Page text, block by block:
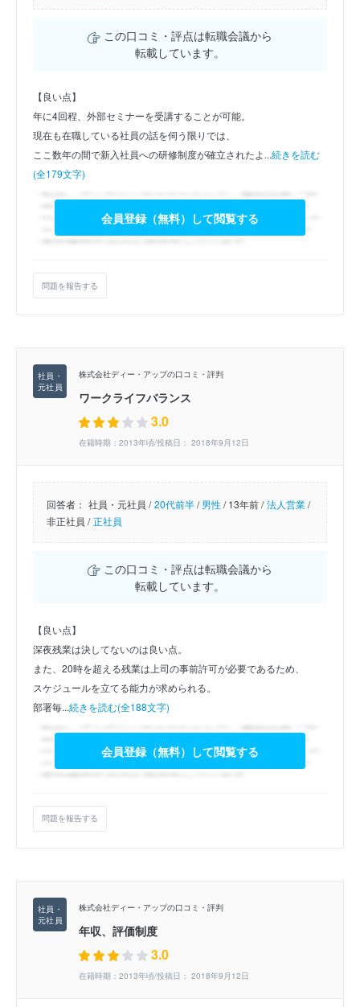
この口コミ・評点は転職会議から
転載しています。
【良い点】
年に4回程、外部セミナーを受講することが可能。
現在も在職している社員の話を伺う限りでは、
ここ数年の間で新入社員への研修制度が確立されたよ...続きを読む
(全179文字)
会員登録（無料）して閲覧する
問題を報告する
株式会社ディー・アップの口コミ・評判
ワークライフバランス
3.0
在籍時期：2013年頃/投稿日： 2018年9月12日
回答者： 社員・元社員 / 20代前半/男性/13年前 / 法人営業/
非正社員 / 正社員
この口コミ・評点は転職会議から
転載しています。
【良い点】
深夜残業は決してないのは良い点。
また、20時を超える残業は上司の事前許可が必要であるため、
スケジュールを立てる能力が求められる。
部署毎...続きを読む(全188文字)
会員登録（無料）して閲覧する
問題を報告する
株式会社ディー・アップの口コミ・評判
年収、評価制度
3.0
在籍時期：2013年頃/投稿日： 2018年9月12日